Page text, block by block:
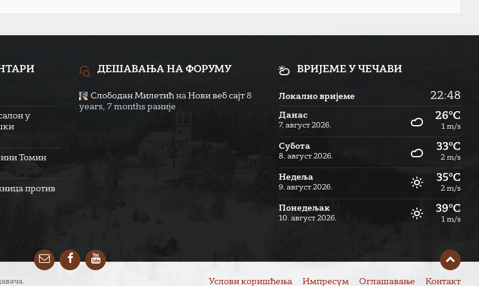
у
Томин
против
ДЕШАВАЊА НА ФОРУМУ
Слободан Милетићна Нови веб сајт 8
years, 7 months раније
ВРИЈЕМЕ У ЧЕЧАВИ
Локално вријеме 22:48
Данас
7. август 2026.
26°C
1 m/s
Субота
8. август 2026.
33°C
2 m/s
Недеља
9. август 2026.
35°C
2 m/s
Понедељак
10. август 2026.
39°C
1 m/s
EmailFacebookYouTube
Услови коришћења Импресум Оглашавање Контакт